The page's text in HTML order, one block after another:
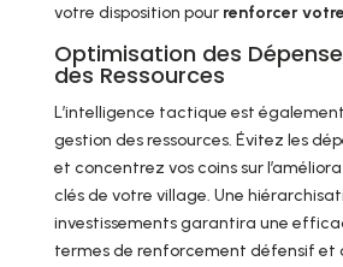
votre disposition pour renforcer
Optimisation des
des Ressources
L’intelligence tactique est
gestion des ressources. Évitez les
et concentrez vos coins sur
clés de votre village. Une
investissements garantira une
termes de renforcement défensif et